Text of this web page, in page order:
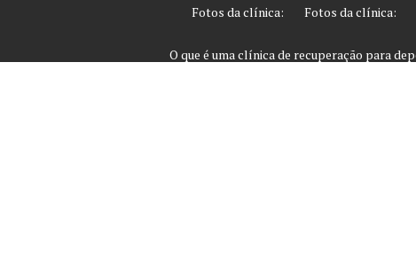
Fotos da clínica:
Fotos da clínica:
O que é uma clínica de recuperação para